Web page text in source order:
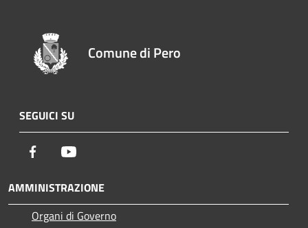
Comune di Pero
SEGUICI SU
Facebook
AMMINISTRAZIONE
Organi di Governo